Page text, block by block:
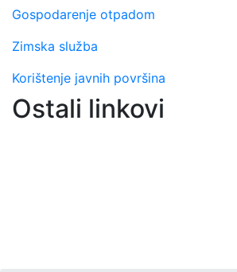
Gospodarenje otpadom
Zimska služba
Korištenje javnih površina
Ostali linkovi